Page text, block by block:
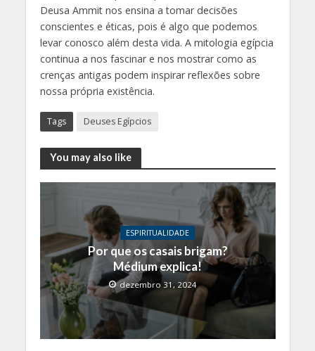
Deusa Ammit nos ensina a tomar decisões
conscientes e éticas, pois é algo que podemos
levar conosco além desta vida. A mitologia egípcia
continua a nos fascinar e nos mostrar como as
crenças antigas podem inspirar reflexões sobre
nossa própria existência.
Tags Deuses Egípcios
You may also like
ESPIRITUALIDADE
Por que os casais brigam?
Médium explica!
dezembro 31, 2024